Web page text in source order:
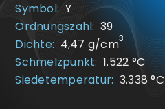
Symbol: Y
Ordnungszahl:39
Dichte: 4,47 g/cm3
Schmelzpunkt:1.522 °C
Siedetemperatur: 3.338 °C